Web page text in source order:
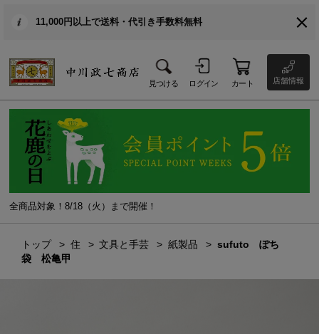
11,000円以上で送料・代引き手数料無料
見つける ログイン カート 店舗情報
全商品対象！8/18（火）まで開催！
トップ 住 文具と手芸 紙製品
sufuto ぽち
袋 松亀甲